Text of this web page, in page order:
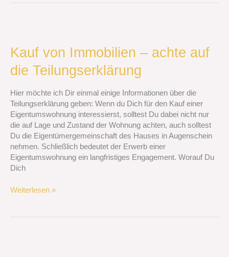
Kauf von Immobilien – achte auf
die Teilungserklärung
Hier möchte ich Dir einmal einige Informationen über die
Teilungserklärung geben: Wenn du Dich für den Kauf einer
Eigentumswohnung interessierst, solltest Du dabei nicht nur
die auf Lage und Zustand der Wohnung achten, auch solltest
Du die Eigentümergemeinschaft des Hauses in Augenschein
nehmen. Schließlich bedeutet der Erwerb einer
Eigentumswohnung ein langfristiges Engagement. Worauf Du
Dich
Immobilien
–
achte
die
Teilungserklärung
Weiterlesen »